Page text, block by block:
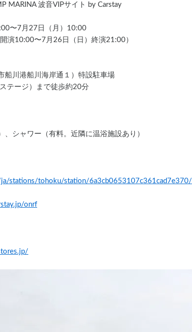
MARINA 波音VIPサイト by Carstay
〜7月27日（月）10:00
演10:00〜7月26日（日）終演21:00）
船川港船川海岸通１）特設駐車場
テージ）まで徒歩約20分
シャワー（有料。近隣に温浴施設あり）
ja/stations/tohoku/station/6a3cb0653107c361cad7e370/
onrf